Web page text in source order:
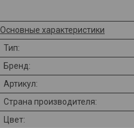
Основные характеристики
Тип:
Бренд:
Артикул:
Страна производителя:
Цвет: